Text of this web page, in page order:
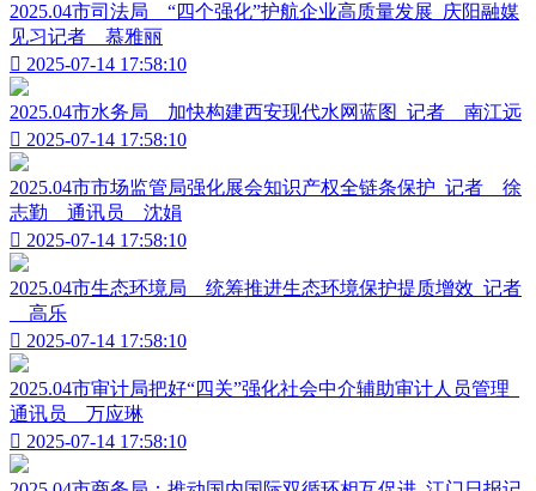
2025.04市司法局__“四个强化”护航企业高质量发展_庆阳融媒
见习记者__慕雅丽
 2025-07-14 17:58:10
2025.04市水务局__加快构建西安现代水网蓝图_记者__南江远
 2025-07-14 17:58:10
2025.04市市场监管局强化展会知识产权全链条保护_记者__徐
志勤__通讯员__沈娟
 2025-07-14 17:58:10
2025.04市生态环境局__统筹推进生态环境保护提质增效_记者
__高乐
 2025-07-14 17:58:10
2025.04市审计局把好“四关”强化社会中介辅助审计人员管理_
通讯员__万应琳
 2025-07-14 17:58:10